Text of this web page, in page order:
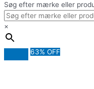
Søg efter mærke eller
×
63% OFF